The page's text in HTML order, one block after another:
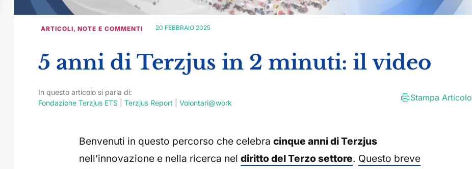
ARTICOLI, NOTE E COMMENTI 20 FEBBRAIO 2025
5 anni di Terzjus in 2 minuti: il video
In questo articolo si parla di:
Fondazione Terzjus ETS
Terzjus Report Volontari@work
Stampa Articolo
Benvenuti in questo percorso che celebra cinque anni di Terzjus
nell’innovazione e nella ricerca nel diritto del Terzo settore. Questo breve